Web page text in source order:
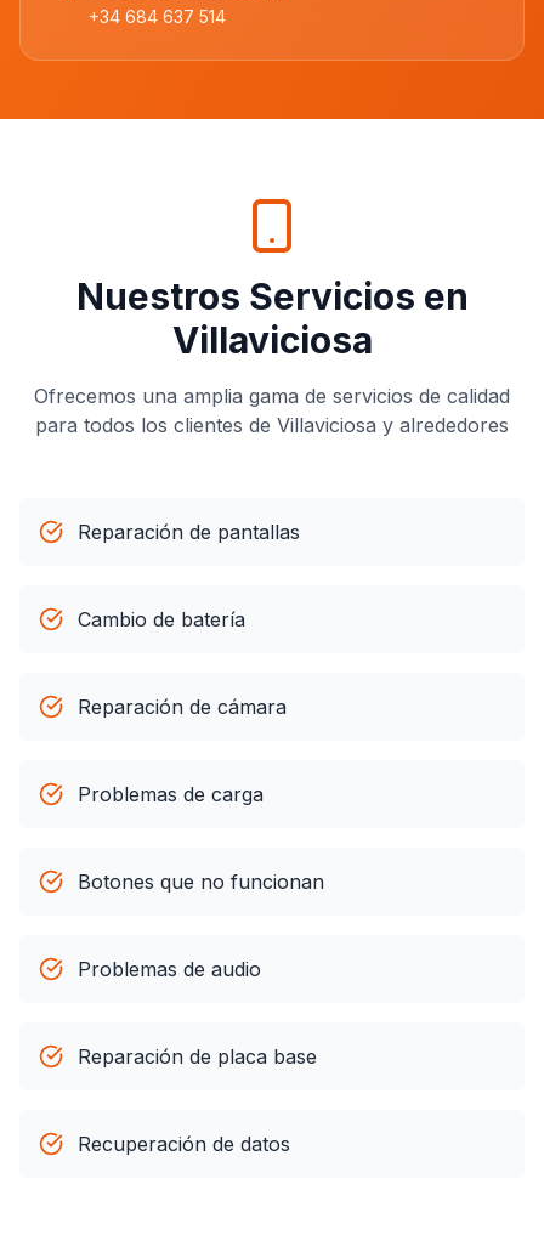
+34 684 637 514
Nuestros Servicios en
Villaviciosa
Ofrecemos una amplia gama de servicios de calidad
para todos los clientes de Villaviciosa y alrededores
Reparación de pantallas
Cambio de batería
Reparación de cámara
Problemas de carga
Botones que no funcionan
Problemas de audio
Reparación de placa base
Recuperación de datos